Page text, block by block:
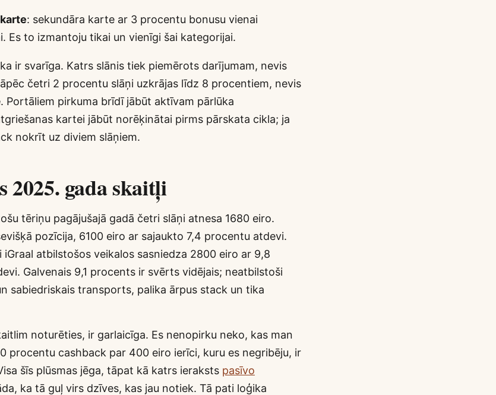
: sekundāra karte ar 3 procentu bonusu vienai
Es to izmantoju tikai un vienīgi šai kategorijai.
ir svarīga. Katrs slānis tiek piemērots darījumam, nevis
četri 2 procentu slāņi uzkrājas līdz 8 procentiem, nevis
Portāliem pirkuma brīdī jābūt aktīvam pārlūka
kartei jābūt norēķinātai pirms pārskata cikla; ja
nokrīt uz diviem slāņiem.
2025. gada skaitļi
tēriņu pagājušajā gadā četri slāņi atnesa 1680 eiro.
pozīcija, 6100 eiro ar sajaukto 7,4 procentu atdevi.
iGraal atbilstošos veikalos sasniedza 2800 eiro ar 9,8
Galvenais 9,1 procents ir svērts vidējais; neatbilstoši
sabiedriskais transports, palika ārpus stack un tika
noturēties, ir garlaicīga. Es nenopirku neko, kas man
procentu cashback par 400 eiro ierīci, kuru es negribēju, ir
šīs plūsmas jēga, tāpat kā katrs ieraksts pasīvo
ka tā guļ virs dzīves, kas jau notiek. Tā pati loģika